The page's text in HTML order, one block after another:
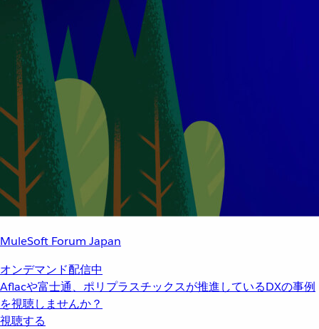
MuleSoft Forum Japan
オンデマンド配信中
Aflacや富士通、ポリプラスチックスが推進しているDXの事例
を視聴しませんか？
視聴する